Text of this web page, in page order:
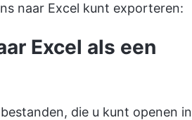
naar Excel kunt exporteren:
Excel als een
die u kunt openen in